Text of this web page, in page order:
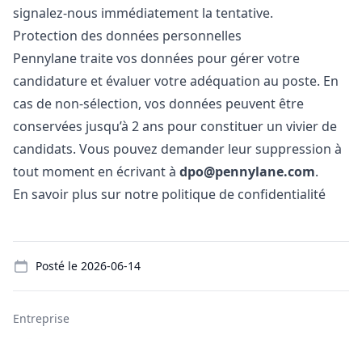
signalez-nous immédiatement la tentative.
Protection des données personnelles
Pennylane traite vos données pour gérer votre
candidature et évaluer votre adéquation au poste. En
cas de non-sélection, vos données peuvent être
conservées jusqu’à 2 ans pour constituer un vivier de
candidats. Vous pouvez demander leur suppression à
tout moment en écrivant à dpo@pennylane.com.
En savoir plus sur notre politique de confidentialité
Posté le 2026-06-14
Entreprise